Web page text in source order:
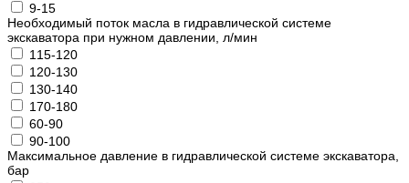
9-15
Необходимый поток масла в гидравлической системе
экскаватора при нужном давлении, л/мин
115-120
120-130
130-140
170-180
60-90
90-100
Максимальное давление в гидравлической системе экскаватора,
бар